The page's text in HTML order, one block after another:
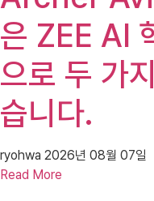
은 ZEE AI
으로 두 가
습니다.
ryohwa 2026년 08월 07일
Read More